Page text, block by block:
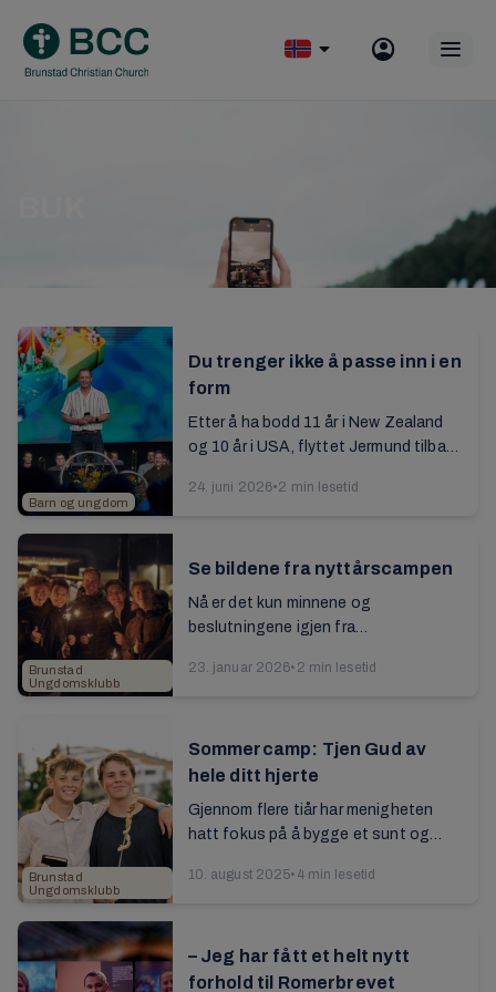
content
Barn og ungdom
Du trenger ikke å passe inn i en
form
Etter å ha bodd 11 år i New Zealand
og 10 år i USA, flyttet Jermund tilbake
ham om hans arbeid med ungdommen
24. juni 2026•2 min lesetid
Brunstad
Ungdomsklubb
Se bildene fra nyttårscampen
Nå er det kun minnene og
beslutningene igjen fra
feiringen med deltakere fra 26 land...
23. januar 2026• 2 min lesetid
Brunstad
Ungdomsklubb
Sommercamp: Tjen Gud av
hele ditt hjerte
Gjennom flere tiår har menigheten
hatt fokus på å bygge et sunt og
ungdom. Ungdomsarbeidet i BCC er
10. august 2025• 4 min lesetid
– Jeg har fått et helt nytt
forhold til Romerbrevet